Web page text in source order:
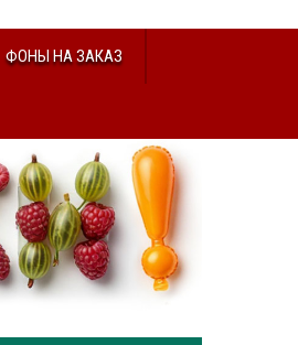
ФОНЫ НА ЗАКАЗ